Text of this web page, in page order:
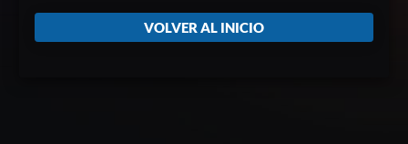
VOLVER AL INICIO